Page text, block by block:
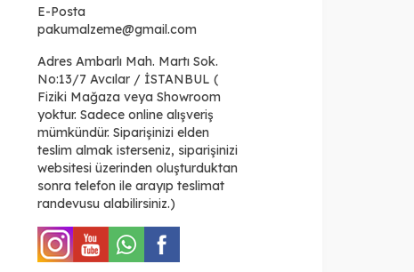
E-Posta
pakumalzeme@gmail.com
AdresAmbarlı Mah. Martı Sok.
No:13/7 Avcılar / İSTANBUL (
Fiziki Mağaza veya Showroom
yoktur. Sadece online alışveriş
mümkündür. Siparişinizi elden
teslim almak isterseniz, siparişinizi
websitesi üzerinden oluşturduktan
sonra telefon ile arayıp teslimat
randevusu alabilirsiniz.)